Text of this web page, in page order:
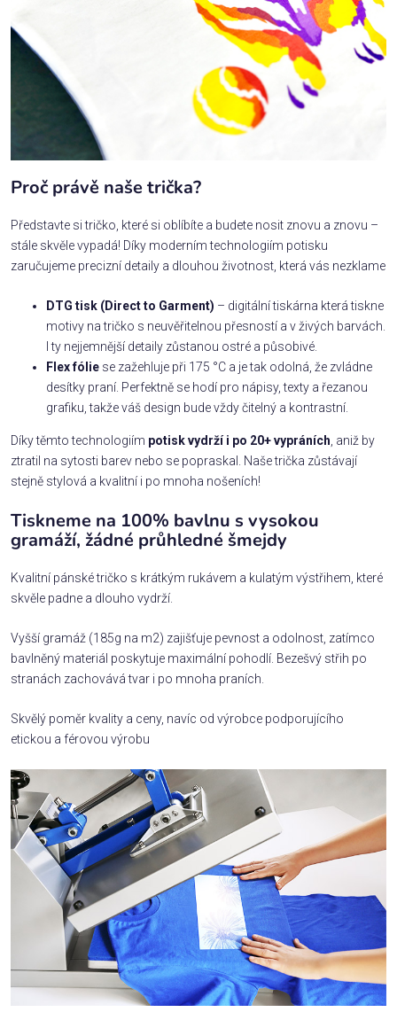
Proč právě naše trička?
Představte si tričko, které si oblíbíte a budete nosit znovu a znovu –
stále skvěle vypadá! Díky moderním technologiím potisku
zaručujeme precizní detaily a dlouhou životnost, která vás nezklame
DTG tisk (Direct to Garment) – digitální tiskárna která tiskne
motivy na tričko s neuvěřitelnou přesností a v živých barvách.
I ty nejjemnější detaily zůstanou ostré a působivé.
Flex fólie se zažehluje při 175 °C a je tak odolná, že zvládne
desítky praní. Perfektně se hodí pro nápisy, texty a řezanou
grafiku, takže váš design bude vždy čitelný a kontrastní.
Díky těmto technologiím potisk vydrží i po 20+ vypráních , aniž by
ztratil na sytosti barev nebo se popraskal. Naše trička zůstávají
stejně stylová a kvalitní i po mnoha nošeních!
Tiskneme na 100% bavlnu s vysokou
gramáží, žádné průhledné šmejdy
Kvalitní pánské tričko s krátkým rukávem a kulatým výstřihem, které
skvěle padne a dlouho vydrží.
Vyšší gramáž (185g na m2) zajišťuje pevnost a odolnost, zatímco
bavlněný materiál poskytuje maximální pohodlí. Bezešvý střih po
stranách zachovává tvar i po mnoha praních.
Skvělý poměr kvality a ceny, navíc od výrobce podporujícího
etickou a férovou výrobu